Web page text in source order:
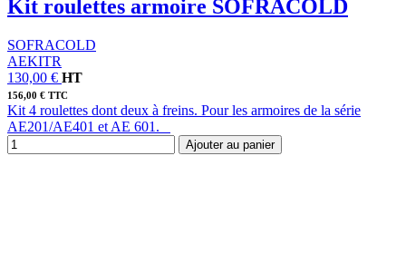
Kit roulettes armoire SOFRACOLD
SOFRACOLD
AEKITR
130,00 € HT
156,00 € TTC
Kit 4 roulettes dont deux à freins. Pour les armoires de la série
AE201/AE401 et AE 601.
Ajouter au panier